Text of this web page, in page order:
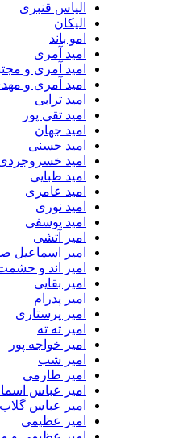
الیاس قنبرى
الیکان
امو باند
امید آمری
امید آمری و مجتبی
امید آمری و مهدی
امید ترابی
امید تقی پور
امید جهان
امید حسنی
امید خسروجردی
امید طبایی
امید عامری
امید نوری
امید یوسفی
امیر آتشی
امیر اسماعیل صدفی
امیر اند و حشمت
امیر بقایی
امیر پدرام
امیر پرستاری
امیر ته ته
امیر خواجه پور
امیر شب
امیر طارمی
امیر عباس اسماعیلی
امیر عباس گلاب
امیر عظیمی